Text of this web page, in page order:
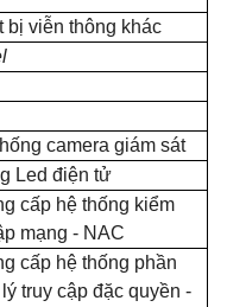
bị viễn thông khác
camera giám sát
Led điện tử
cấp hệ thống kiểm
mạng - NAC
cấp hệ thống phần
truy cập đặc quyền -